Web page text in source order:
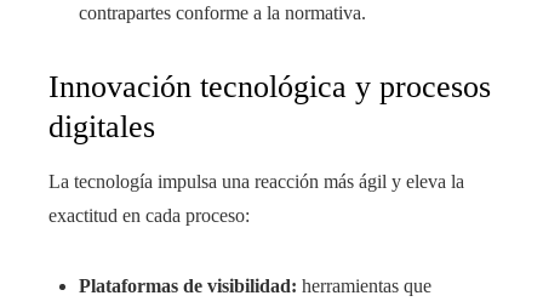
contrapartes conforme a la normativa.
Innovación tecnológica y procesos
digitales
La tecnología impulsa una reacción más ágil y eleva la
exactitud en cada proceso:
Plataformas de visibilidad: herramientas que